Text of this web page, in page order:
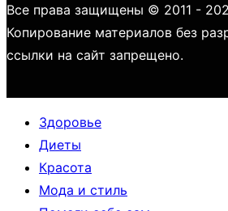
Все права защищены © 2011 -
Копирование материалов без
ссылки на сайт запрещено.
Здоровье
Диеты
Красота
Мода и стиль